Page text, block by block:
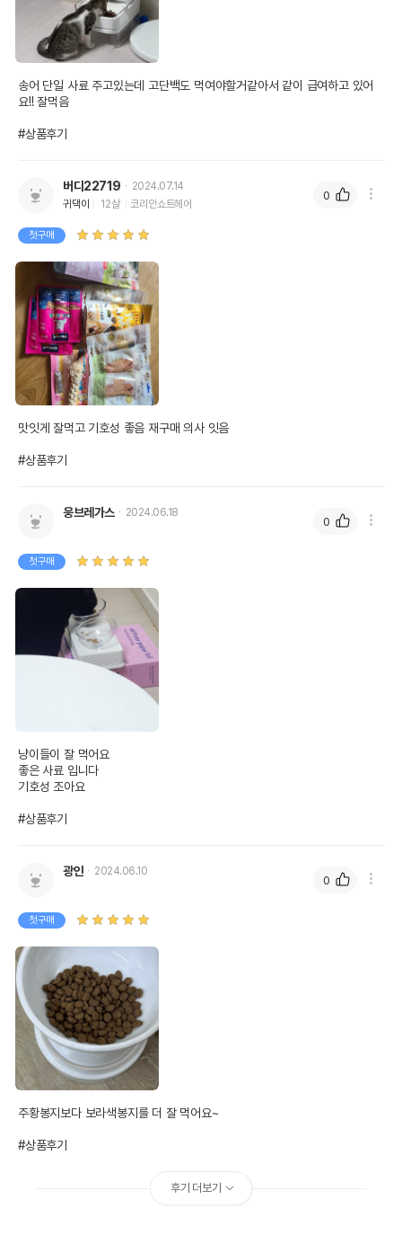
송어 단일 사료 주고있는데 고단백도 먹여야할거같아서 같이 급여하고 있어
요!! 잘먹음
#상품후기
버디22719
2024.07.14
귀댁이
12살 코리안쇼트헤어
첫구매
맛잇게 잘먹고 기호성 좋음 재구매 의사 잇음
#상품후기
0
웅브레가스 2024.06.18
첫구매
냥이들이 잘 먹어요
좋은 사료 입니다
기호성 조아요
#상품후기
0
광인 2024.06.10
첫구매
주황봉지보다 보라색봉지를 더 잘 먹어요~
#상품후기
0
후기 더보기